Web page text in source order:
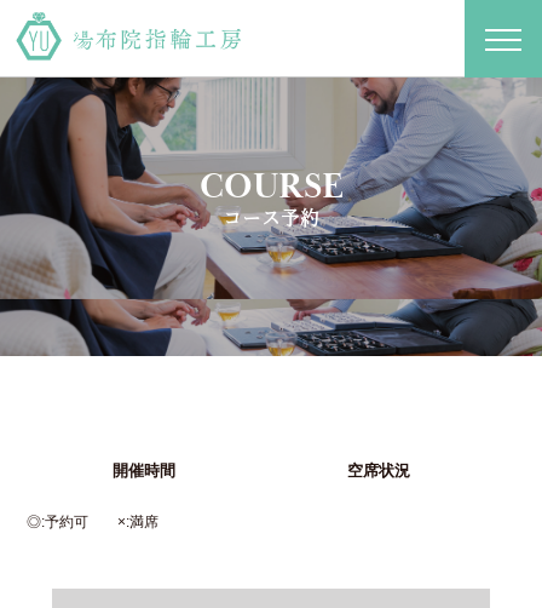
COURSE
コース予約
開催時間 空席状況
◎ 予約可 × 満席